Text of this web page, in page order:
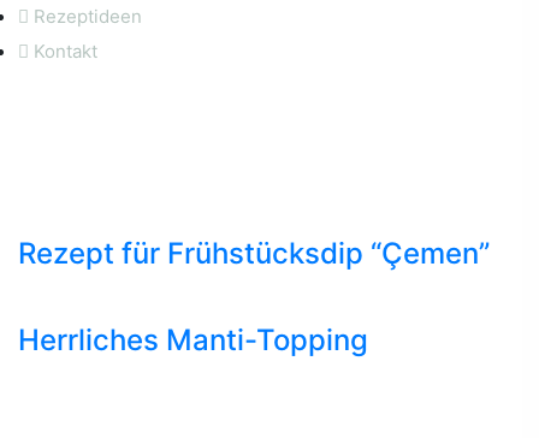
Rezeptideen
Kontakt
Rezept für Frühstücksdip “Çemen”
Herrliches Manti-Topping